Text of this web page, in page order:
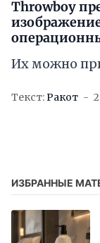
Throwboy
Их можно
Текст:Ракот
ИЗБРАННЫЕ